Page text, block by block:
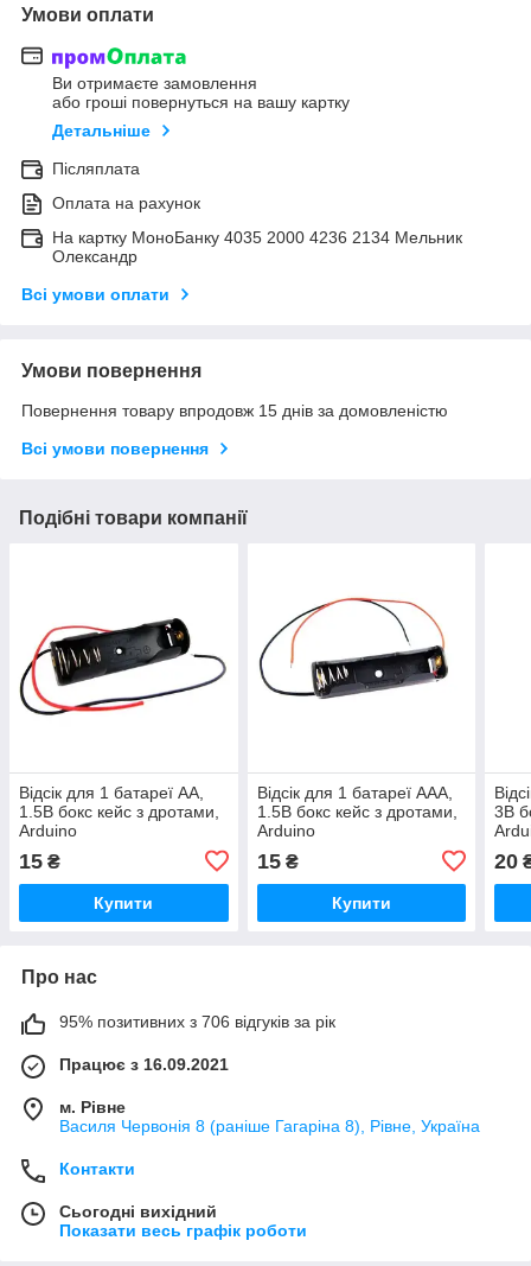
Умови оплати
Ви отримаєте замовлення
або гроші повернуться на вашу картку
Детальніше
Післяплата
Оплата на рахунок
На картку МоноБанку 4035 2000 4236 2134 Мельник
Олександр
Всі умови оплати
Умови повернення
Повернення товару впродовж 15 днів за домовленістю
Всі умови повернення
Подібні товари компанії
Відсік для 1 батареї AA,
1.5В бокс кейс з дротами,
Arduino
15 ₴
Купити
Відсік для 1 батареї AAA,
1.5В бокс кейс з дротами,
Arduino
15₴
Купити
3В
20
Про нас
95% позитивних з 706 відгуків за рік
Працює з 16.09.2021
м. Рівне
Василя Червонія 8 (раніше Гагаріна 8), Рівне, Україна
Контакти
Сьогодні вихідний
Показати весь графік роботи